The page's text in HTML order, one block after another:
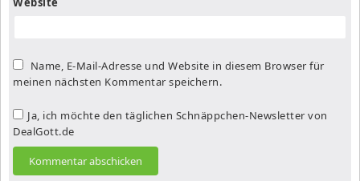
Name, E-Mail-Adresse und Website in diesem Browser für
meinen nächsten Kommentar speichern.
Ja, ich möchte den täglichen Schnäppchen-Newsletter von
DealGott.de